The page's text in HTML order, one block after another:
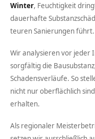
Winter, Feuchtigkeit
dauerhafte
teuren Sanierungen führt.
Wir analysieren vor jeder
sorgfältig die
Schadensverläufe. So
nicht nur oberflächlich
erhalten.
Als regionaler